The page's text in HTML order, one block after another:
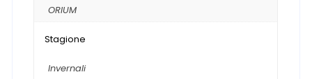
ORIUM
Stagione
Invernali